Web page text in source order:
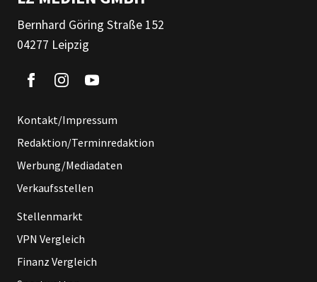
Bernhard Göring Straße 152
04277 Leipzig
Kontakt/Impressum
Redaktion/Terminredaktion
Werbung/Mediadaten
Verkaufsstellen
Stellenmarkt
VPN Vergleich
Finanz Vergleich